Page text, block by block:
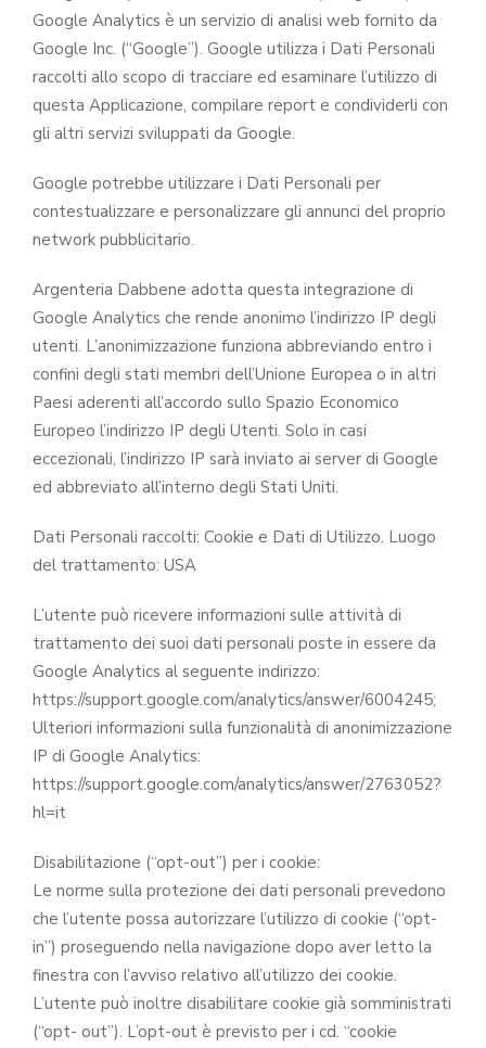
Google Analytics è un servizio di analisi web fornito da
Google Inc. (“Google”). Google utilizza i Dati Personali
raccolti allo scopo di tracciare ed esaminare l’utilizzo di
questa Applicazione, compilare report e condividerli con
gli altri servizi sviluppati da Google.
Google potrebbe utilizzare i Dati Personali per
contestualizzare e personalizzare gli annunci del proprio
network pubblicitario.
Argenteria Dabbene adotta questa integrazione di
Google Analytics che rende anonimo l’indirizzo IP degli
utenti. L’anonimizzazione funziona abbreviando entro i
confini degli stati membri dell’Unione Europea o in altri
Paesi aderenti all’accordo sullo Spazio Economico
Europeo l’indirizzo IP degli Utenti. Solo in casi
eccezionali, l’indirizzo IP sarà inviato ai server di Google
ed abbreviato all’interno degli Stati Uniti.
Dati Personali raccolti: Cookie e Dati di Utilizzo. Luogo
del trattamento: USA
L’utente può ricevere informazioni sulle attività di
trattamento dei suoi dati personali poste in essere da
Google Analytics al seguente indirizzo:
https://support.google.com/analytics/answer/6004245;
Ulteriori informazioni sulla funzionalità di anonimizzazione
IP di Google Analytics:
https://support.google.com/analytics/answer/2763052?
hl=it
Disabilitazione (“opt-out”) per i cookie:
Le norme sulla protezione dei dati personali prevedono
che l’utente possa autorizzare l’utilizzo di cookie (“opt-
in”) proseguendo nella navigazione dopo aver letto la
finestra con l’avviso relativo all’utilizzo dei cookie.
L’utente può inoltre disabilitare cookie già somministrati
(“opt- out”). L’opt-out è previsto per i cd. “cookie